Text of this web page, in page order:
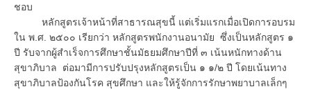
ชอบ
หลักสูตรเจ้าหน้าที่สาธารณสุขนี้ แต่เริ่มแรกเมื่อเปิดการอบรม
ใน พ.ศ. ๒๕๐๐ เรียกว่า หลักสูตรพนักงานอนามัย ซึ่งเป็นหลักสูตร ๑
ปี รับจากผู้สำเร็จการศึกษาชั้นมัธยมศึกษาปีที่ ๓ เน้นหนักทางด้าน
สุขาภิบาล ต่อมามีการปรับปรุงหลักสูตรเป็น ๑ ๑/๒ ปี โดยเน้นทาง
สุขาภิบาลป้องกันโรค สุขศึกษา และให้รู้จักการรักษาพยาบาลเล็กๆ